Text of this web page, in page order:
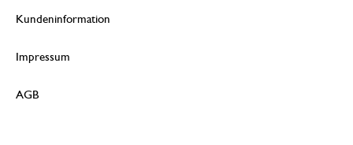
Kundeninformation
Impressum
AGB